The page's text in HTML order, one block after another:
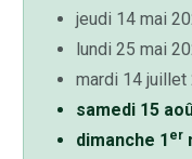
jeudi 14 mai
lundi 25 mai
mardi 14 juillet
samedi 15
dimanche 1 er